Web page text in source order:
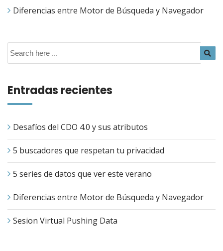
Diferencias entre Motor de Búsqueda y Navegador
Entradas recientes
Desafíos del CDO 4.0 y sus atributos
5 buscadores que respetan tu privacidad
5 series de datos que ver este verano
Diferencias entre Motor de Búsqueda y Navegador
Sesion Virtual Pushing Data